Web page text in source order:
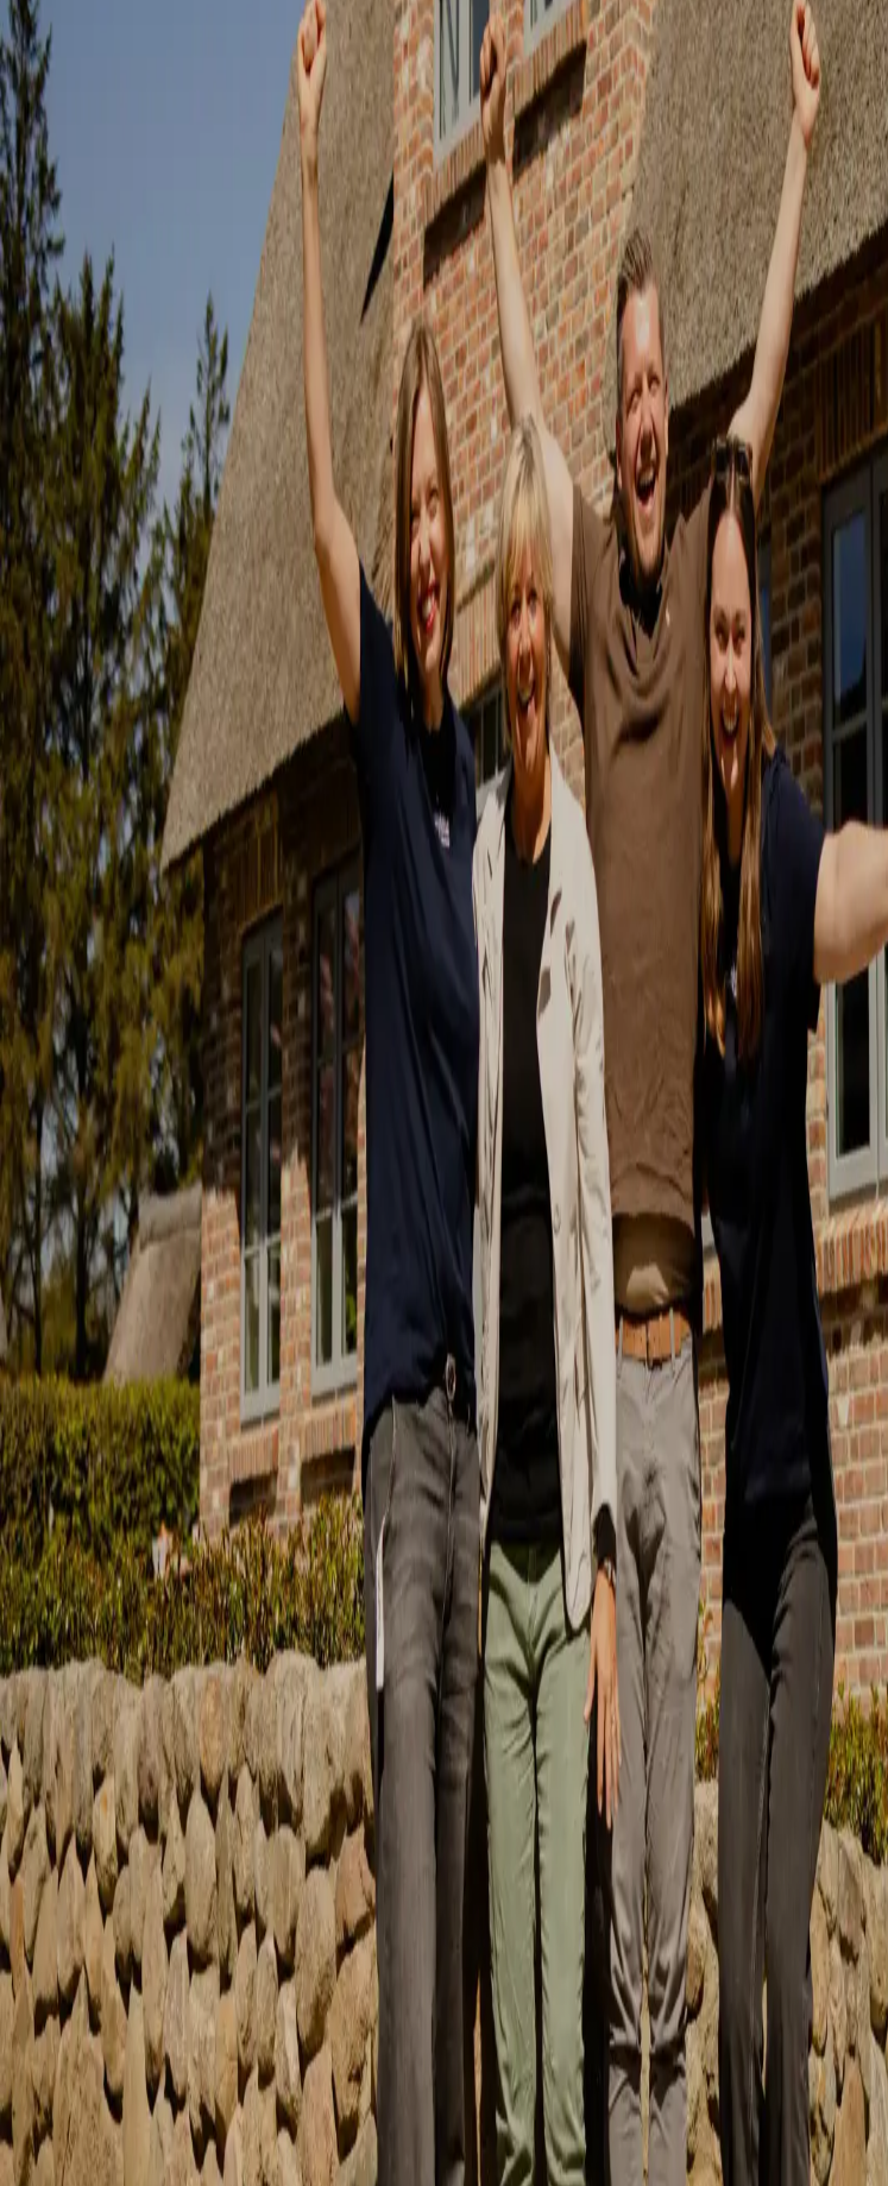
Traumhausverlosung Logo
Menü öffnen
Mobile Navigation
Dieser Button öffnet die mobile Navigation der Website.